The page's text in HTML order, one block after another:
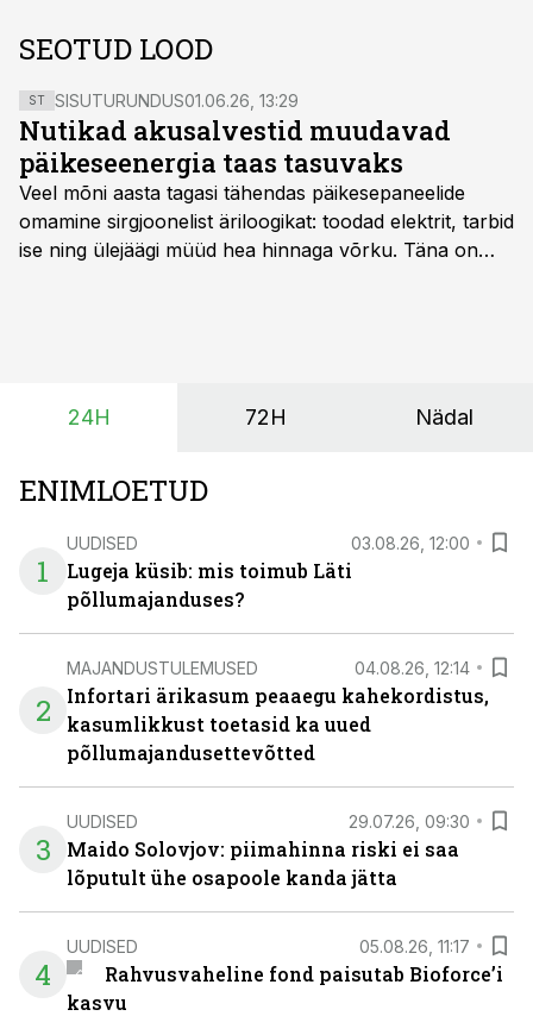
SEOTUD LOOD
ST SISUTURUNDUS01.06.26, 13:29
Nutikad akusalvestid muudavad
päikeseenergia taas tasuvaks
Veel mõni aasta tagasi tähendas päikesepaneelide
omamine sirgjoonelist äriloogikat: toodad elektrit, tarbid
ise ning ülejäägi müüd hea hinnaga võrku. Täna on
põllumajandusettevõtete jaoks üheks olulisemaks
24H 72H Nädal
ENIMLOETUD
1
UUDISED 03.08.26, 12:00
Lugeja küsib: mis toimub Läti
põllumajanduses?
2
MAJANDUSTULEMUSED 04.08.26, 12:14
Infortari ärikasum peaaegu kahekordistus,
kasumlikkust toetasid ka uued
põllumajandusettevõtted
3
UUDISED 29.07.26, 09:30
Maido Solovjov: piimahinna riski ei saa
lõputult ühe osapoole kanda jätta
4
UUDISED 05.08.26, 11:17
Rahvusvaheline fond paisutab Bioforce’i
kasvu